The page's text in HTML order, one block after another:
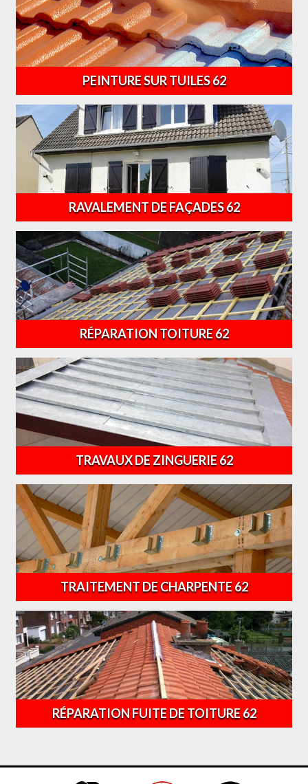
PEINTURE SUR TUILES 62
RAVALEMENT DE FAÇADES 62
RÉPARATION TOITURE 62
TRAVAUX DE ZINGUERIE 62
TRAITEMENT DE CHARPENTE 62
RÉPARATION FUITE DE TOITURE 62